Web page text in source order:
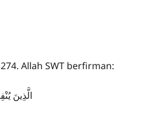
Allah SWT berfirman:
الَّذِينَ